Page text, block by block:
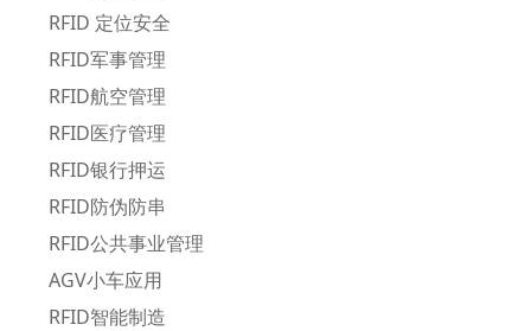
RFID 定位安全
RFID军事管理
RFID航空管理
RFID医疗管理
RFID银行押运
RFID防伪防串
RFID公共事业管理
AGV小车应用
RFID智能制造